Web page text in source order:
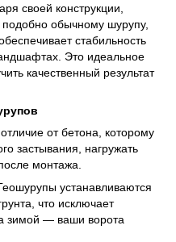
своей конструкции,
обычному шурупу,
стабильность
Это идеальное
качественный результат
от бетона, которому
застывания, нагружать
монтажа.
устанавливаются
что исключает
зимой — ваши ворота